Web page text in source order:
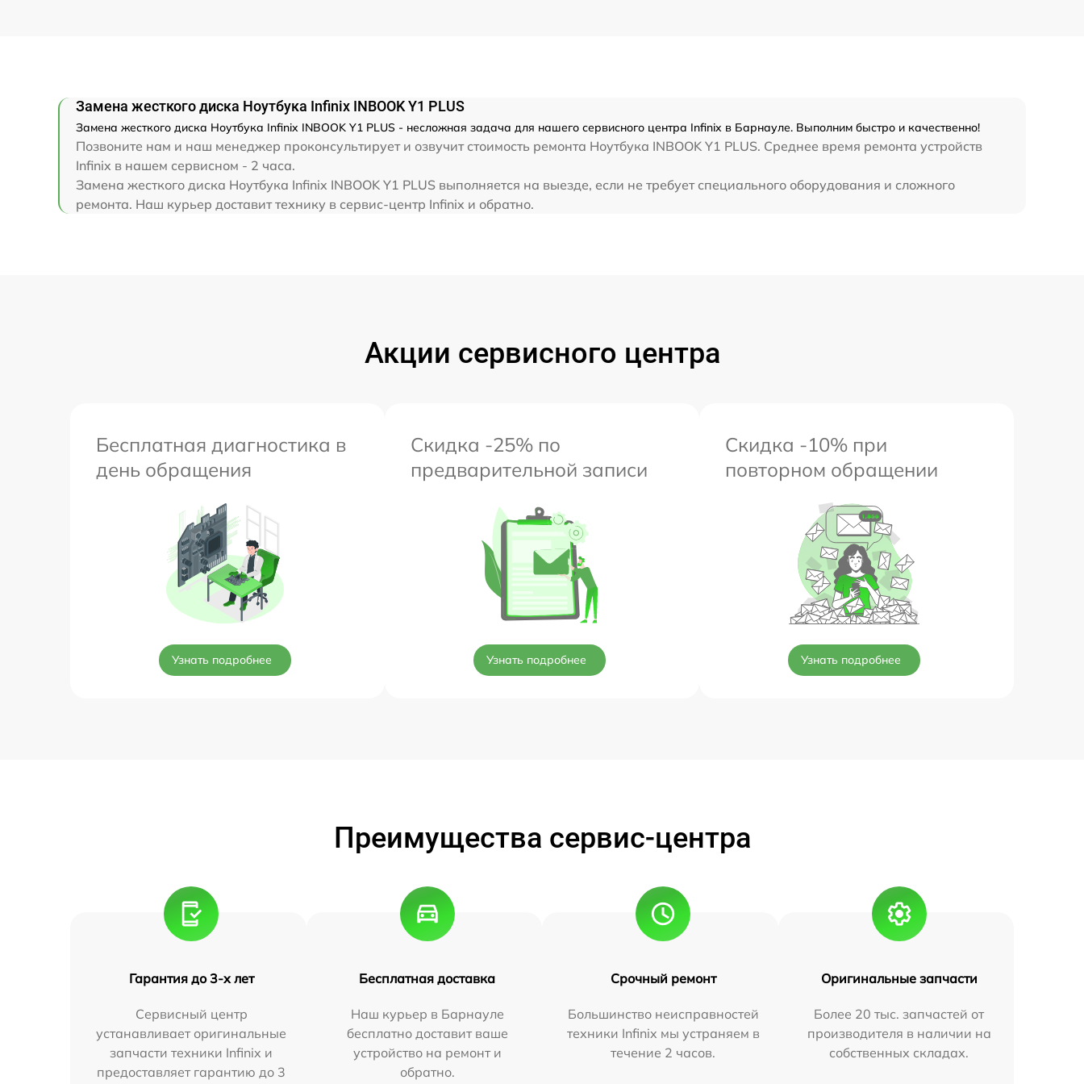
Замена тачпада
Увеличение оперативной памяти от 60 мин 1100 р
Замена жесткого диска Ноутбука Infinix INBOOK Y1 PLUS
Замена жесткого диска Ноутбука Infinix INBOOK Y1 PLUS - несложная задача для нашего сервисного центра Infinix в Барнауле. Выполним быстро и качественно!
Позвоните нам и наш менеджер проконсультирует и озвучит стоимость ремонта Ноутбука INBOOK Y1 PLUS. Среднее время ремонта устройств
Infinix в нашем сервисном - 2 часа.
Замена жесткого диска Ноутбука Infinix INBOOK Y1 PLUS выполняется на выезде, если не требует специального оборудования и сложного
ремонта. Наш курьер доставит технику в сервис-центр Infinix и обратно.
Акции сервисного центра
Бесплатная диагностика в
день обращения
Узнать подробнее
Скидка -25% по
предварительной записи
Узнать подробнее
Скидка -10% при
повторном обращении
Узнать подробнее
Преимущества сервис-центра
Гарантия до 3-х лет
Сервисный центр
устанавливает оригинальные
запчасти техники Infinix и
предоставляет гарантию до 3
Бесплатная доставка
Наш курьер в Барнауле
бесплатно доставит ваше
устройство на ремонт и
обратно.
Срочный ремонт
Большинство неисправностей
техники Infinix мы устраняем в
течение 2 часов.
Оригинальные запчасти
Более 20 тыс. запчастей от
производителя в наличии на
собственных складах.